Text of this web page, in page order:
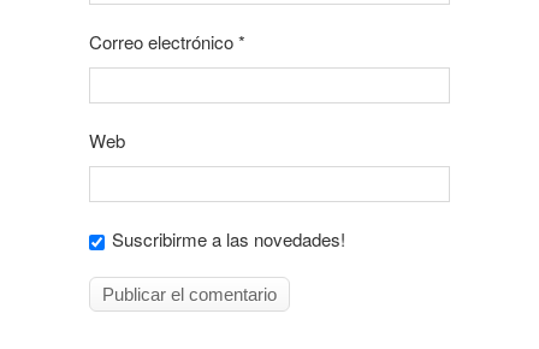
Correo electrónico*
Web
Suscribirme a las novedades!